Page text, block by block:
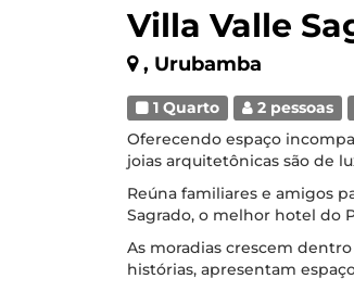
Villa Valle
, Urubamba
1 Quarto 2 pessoas
Oferecendo espaço
joias arquitetônicas são de
Reúna familiares e amigos
Sagrado, o melhor hotel do
As moradias crescem
histórias, apresentam